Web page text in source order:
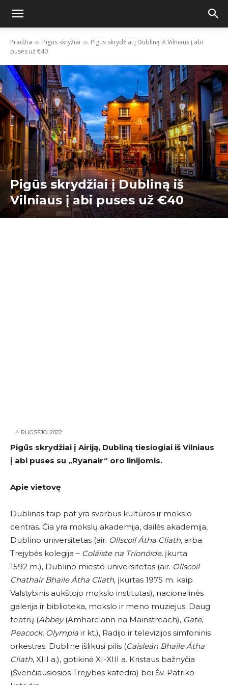
Pradžia Pigūs skryžiai
Pigūs skrydžiai į Dubliną iš Vilniaus į abi
puses už €40
Pigūs skrydžiai į Dubliną iš
Vilniaus į abi puses už €40
4 RUGSĖJO, 2022
Pigūs skrydžiai į Airiją, Dubliną tiesiogiai iš Vilniaus
į abi puses su „Ryanair“ oro linijomis.
Apie vietovę
Dublinas taip pat yra svarbus kultūros ir mokslo
centras. Čia yra mokslų akademija, dailės akademija,
Dublino universitetas (air. Ollscoil Átha Cliath, arba
Trejybės kolegija – Coláiste na Tríonóide, įkurta
1592 m.), Dublino miesto universitetas (air. Ollscoil
Chathair Bhaile Átha Cliath, įkurtas 1975 m. kaip
Valstybinis aukštojo mokslo institutas), nacionalinės
galerija ir biblioteka, mokslo ir meno muziejus. Daug
teatrų (Abbey(Amharclann na Mainstreach), Gate,
Peacock, Olympia ir kt.), Radijo ir televizijos simfoninis
orkestras. Dubline išlikusi pilis (Caisleán Bhaile Átha
Cliath, XIII a.), gotikinė XI-XIII a. Kristaus bažnyčia
(Švenčiausiosios Trejybės katedra) bei Šv. Patriko